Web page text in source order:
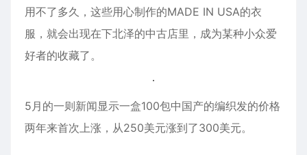
用不了多久，这些用心制作的MADE IN USA的衣
服，就会出现在下北泽的中古店里，成为某种小众爱
好者的收藏了。
5月的一则新闻显示一盒100包中国产的编织发的价格
两年来首次上涨，从250美元涨到了300美元。